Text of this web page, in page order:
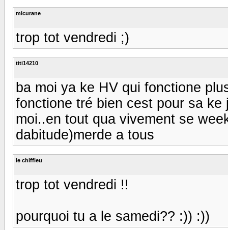
micurane
trop tot vendredi ;)
titi14210
ba moi ya ke HV qui fonctione
fonctione tré bien cest pour sa
moi..en tout qua vivement se
dabitude)merde a tous
le chiffleu
trop tot vendredi !!
pourquoi tu a le samedi?? :)) :))